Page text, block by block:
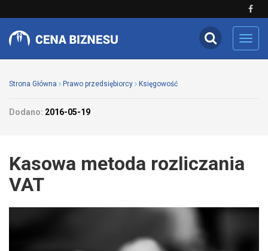
Strona Główna Prawo przedsiębiorcy Księgowość
Dodano: 2016-05-19
Kasowa metoda rozliczania
VAT